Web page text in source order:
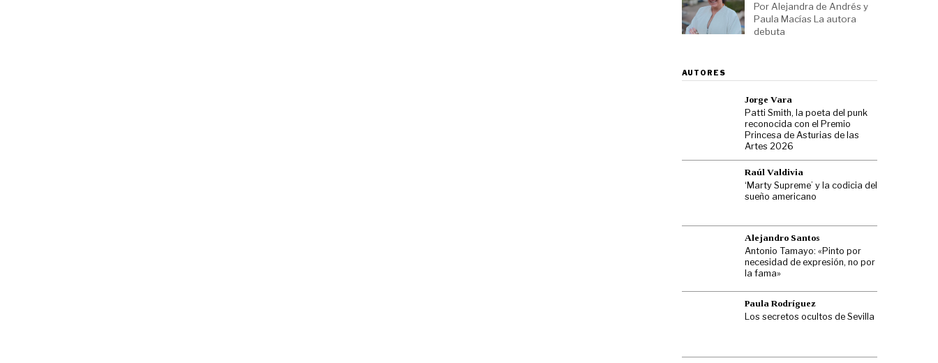
Por Alejandra de Andrés y
Paula Macías La autora
debuta
AUTORES
Jorge Vara
Patti Smith, la poeta del punk
reconocida con el Premio
Princesa de Asturias de las
Artes 2026
Raúl Valdivia
‘Marty Supreme’ y la codicia del
sueño americano
Alejandro Santos
Antonio Tamayo: «Pinto por
necesidad de expresión, no por
la fama»
Paula Rodríguez
Los secretos ocultos de Sevilla